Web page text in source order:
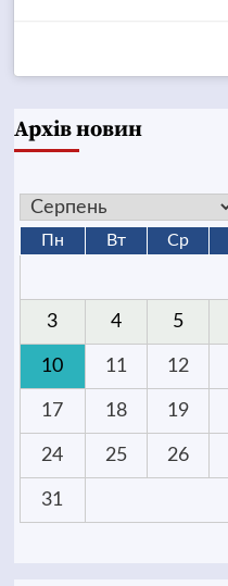
Архів новин
Пн Вт Ср
3 4 5
10 11 12
17 18 19
24 25 26
31